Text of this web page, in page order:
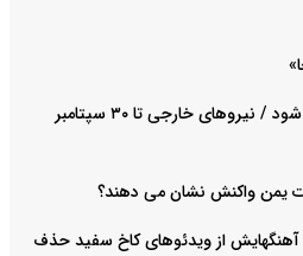
پایگاه آمریکا در اربیل تخلیه می شود / نیروهای خارجی تا ۳۰ سپتامبر
یمن واکنش نشان می دهند؟
از ویدئوهای کاخ سفید حذف